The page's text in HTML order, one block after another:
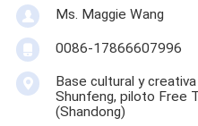
Ms. Maggie Wang
0086-17866607996
Base cultural y
Shunfeng, piloto Free
(Shandong)